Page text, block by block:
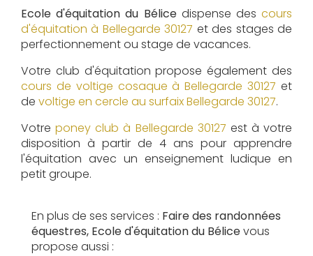
Ecole d'équitation du Bélicedispense des cours
d'équitation à Bellegarde 30127 et des stages de
perfectionnement ou stage de vacances.
Votre club d'équitation propose également des
cours de voltige cosaque àBellegarde 30127 et
de voltige en cercle au surfaixBellegarde 30127.
Votreponey club à Bellegarde 30127 est à votre
disposition à partir de 4 ans pour apprendre
l'équitation avec un enseignement ludique en
petit groupe.
En plus de ses services : Faire des randonnées
équestres, Ecole d'équitation du Bélicevous
propose aussi :